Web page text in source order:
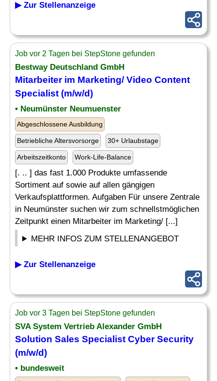
▶ Zur Stellenanzeige
Job vor 2 Tagen bei StepStone gefunden
Bestway Deutschland GmbH
Mitarbeiter im Marketing/ Video Content
Specialist (m/w/d)
• Neumünster Neumuenster
Abgeschlossene Ausbildung
Betriebliche Altersvorsorge 30+ Urlaubstage
Arbeitszeitkonto Work-Life-Balance
[. .. ] das fast 1.000 Produkte umfassende
Sortiment auf sowie auf allen gängigen
Verkaufsplattformen. Aufgaben Für unsere Zentrale
in Neumünster suchen wir zum schnellstmöglichen
Zeitpunkt einen Mitarbeiter im Marketing/ [...]
MEHR INFOS ZUM STELLENANGEBOT
▶ Zur Stellenanzeige
Job vor 3 Tagen bei StepStone gefunden
SVA System Vertrieb Alexander GmbH
Solution Sales Specialist Cyber Security
(m/w/d)
• bundesweit